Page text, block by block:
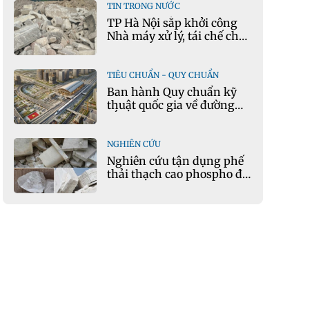
TIN TRONG NƯỚC
TP Hà Nội sắp khởi công
Nhà máy xử lý, tái chế chất
TIÊU CHUẨN - QUY CHUẨN
Ban hành Quy chuẩn kỹ
thuật quốc gia về đường
NGHIÊN CỨU
Nghiên cứu tận dụng phế
thải thạch cao phospho để